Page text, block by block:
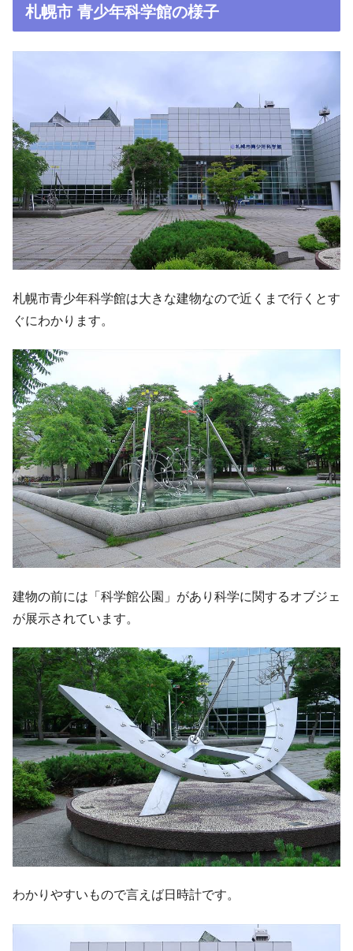
札幌市 青少年科学館の様子
札幌市青少年科学館は大きな建物なので近くまで行くとす
ぐにわかります。
建物の前には「科学館公園」があり科学に関するオブジェ
が展示されています。
わかりやすいもので言えば日時計です。